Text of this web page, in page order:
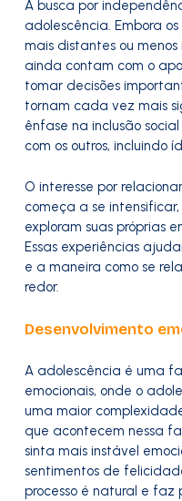
A busca por
adolescência. Embora
mais distantes ou menos
ainda contam com o
tomar decisões
tornam cada vez mais
ênfase na inclusão
com os outros, incluindo
O interesse por
começa a se
exploram suas próprias
Essas experiências
e a maneira como se
redor.
Desenvolvimento
A adolescência é uma
emocionais, onde o
uma maior
que acontecem nessa
sinta mais instável
sentimentos de
processo é natural e